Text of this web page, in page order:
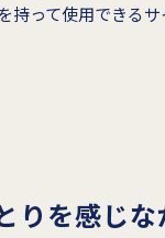
って使用できる
りを感じ